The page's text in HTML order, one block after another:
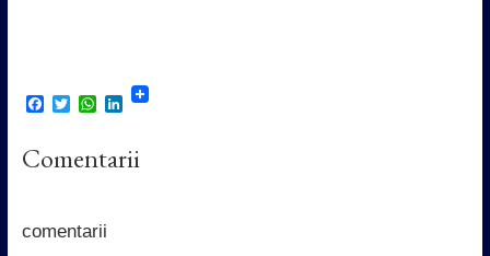
F
e
b
k
T
t
t
W
t
s
p
L
k
e
Comentarii
comentarii